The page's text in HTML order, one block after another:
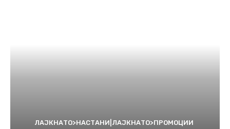
ЛАЈКНАТО>НАСТАНИ|ЛАЈКНАТО>ПРОМОЦИИ